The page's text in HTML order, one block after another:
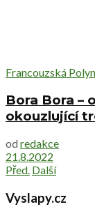
Francouzská
Bora Bora –
okouzlující
od redakce
21.8.2022
Před. Další
Vyslapy.cz